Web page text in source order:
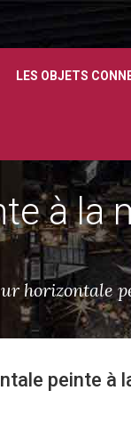
LES OBJETS
à la
horizontale
peinte à